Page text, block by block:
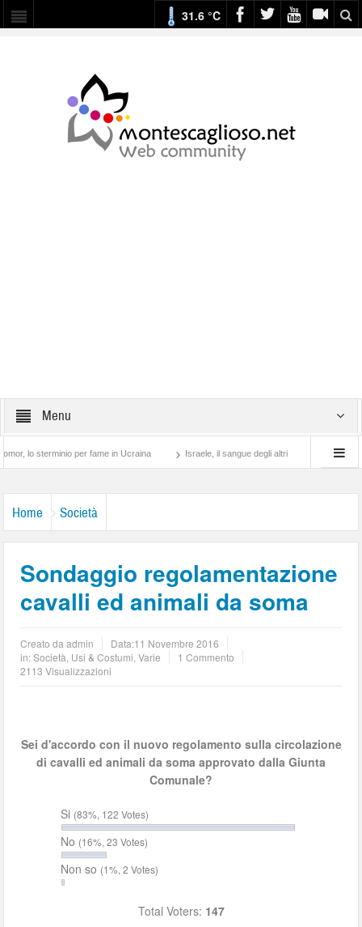
31.6 °C
Menu
per fame in Ucraina Israele, il sangue degli altri Lotta di classe…
Home Società
Sondaggio regolamentazione
cavalli ed animali da soma
Creato daadmin Data:11 Novembre 2016
in:Società Usi & Costumi ,Varie
1 Commento
2113 Visualizzazioni
Sei d'accordo con il nuovo regolamento sulla circolazione
di cavalli ed animali da soma approvato dalla Giunta
Comunale?
Si (83%, 122 Votes)
No (16%, 23 Votes)
Non so (1%, 2 Votes)
Total Voters: 147